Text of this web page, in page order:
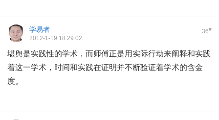
36#
学易者
2012-1-19 18:29:02
堪舆是实践性的学术，而师傅正是用实际行动来阐释和实践
着这一学术，时间和实践在证明并不断验证着学术的含金
度。